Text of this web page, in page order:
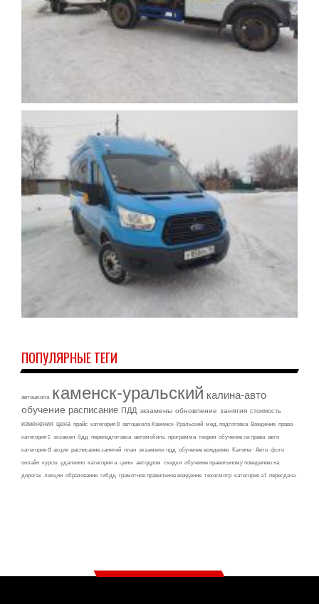
ПОПУЛЯРНЫЕ ТЕГИ
автошкола каменск-уральский калина-авто
обучение расписание ПДД экзамены обновление занятия стоимость
изменения цена прайс категория b автошкола Каменск-Уральский мед. подготовка Вождение права
категория c экзамен бдд переподготовка автомобиль программа теория обучение на права авто
категория d акция расписание занятий план экзамены пдд обучение вождению Калина - Авто фото
онлайн курсы удаленно категория а цены автодром скидки обучение правильному поведению на
дорогах лекции образование гибдд грамотное правильное вождение техосмотр категория а1 пересдача